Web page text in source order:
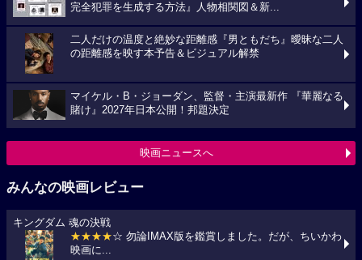
完全犯罪を生成する方法』人物相関図＆新...
二人だけの温度と絶妙な距離感『男ともだち』曖昧な二人
の距離感を映す本予告＆ビジュアル解禁
マイケル・B・ジョーダン、監督・主演最新作 『華麗なる
賭け』2027年日本公開！邦題決定
映画ニュースへ
みんなの映画レビュー
キングダム 魂の決戦
★★★★☆ 勿論IMAX版を鑑賞しました。だが、ちいかわ
映画に...